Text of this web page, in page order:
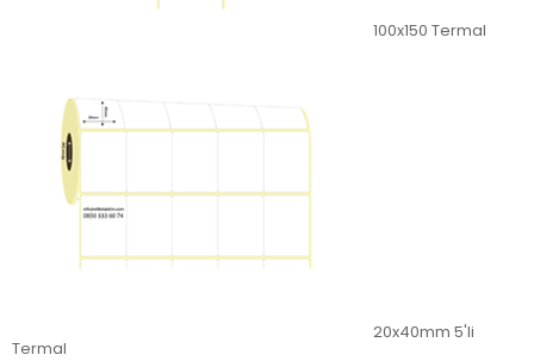
100x150 Termal
20x40mm 5'li
Termal